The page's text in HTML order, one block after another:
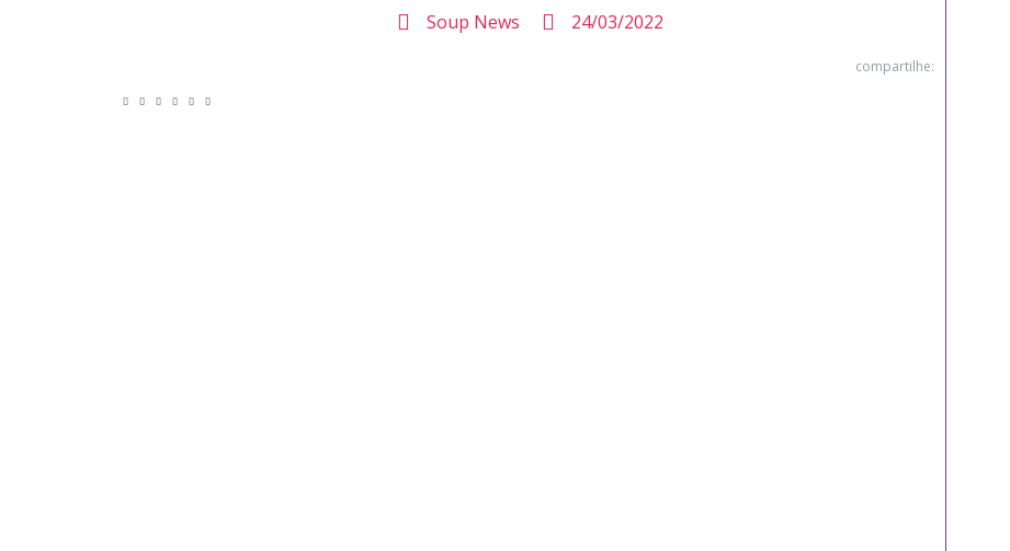
Soup News 24/03/2022
compartilhe: